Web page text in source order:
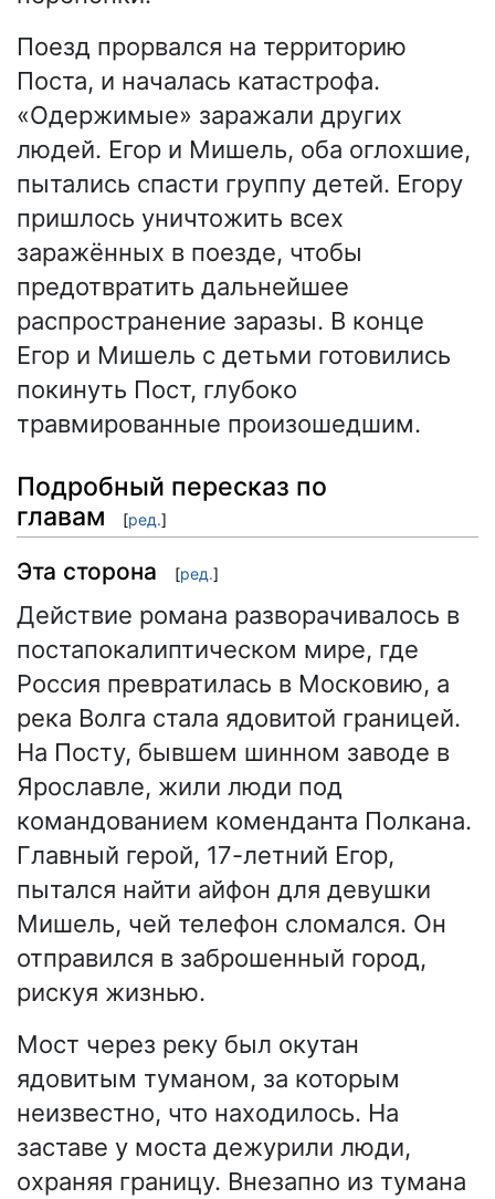
Поезд прорвался на территорию
Поста, и началась катастрофа.
«Одержимые» заражали других
людей. Егор и Мишель, оба оглохшие,
пытались спасти группу детей. Егору
пришлось уничтожить всех
заражённых в поезде, чтобы
предотвратить дальнейшее
распространение заразы. В конце
Егор и Мишель с детьми готовились
покинуть Пост, глубоко
травмированные произошедшим.
Подробный пересказ по
главам
[ред.]
Эта сторона [ред.]
Действие романа разворачивалось в
постапокалиптическом мире, где
Россия превратилась в Московию, а
река Волга стала ядовитой границей.
На Посту, бывшем шинном заводе в
Ярославле, жили люди под
командованием коменданта Полкана.
Главный герой, 17-летний Егор,
пытался найти айфон для девушки
Мишель, чей телефон сломался. Он
отправился в заброшенный город,
рискуя жизнью.
Мост через реку был окутан
ядовитым туманом, за которым
неизвестно, что находилось. На
заставе у моста дежурили люди,
охраняя границу. Внезапно из тумана